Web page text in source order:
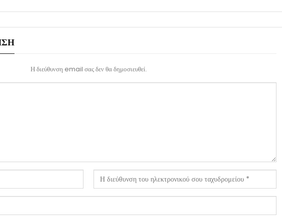
Η διεύθυνση email σας δεν θα δημοσιευθεί.